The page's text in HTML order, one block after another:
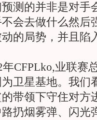
测的并非是对手
会去做什么然后
的局势，并且陷
CFPLko,业联赛
卫星基地。我们
带领下守住对方
扔烟雾弹、闪光